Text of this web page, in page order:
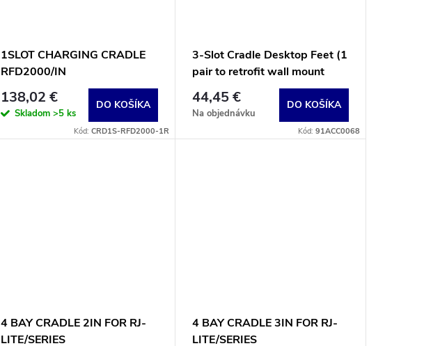
1SLOT CHARGING CRADLE
RFD2000/IN
138,02 €
Skladom>5 ks
DO KOŠÍKA
Kód: CRD1S-RFD2000-1R
3-Slot Cradle Desktop Feet (1
pair to retrofit wall mount
cradle)
44,45 €
Na objednávku
DO KOŠÍKA
Kód: 91ACC0068
4 BAY CRADLE 2IN FOR RJ-
LITE/SERIES
4 BAY CRADLE 3IN FOR RJ-
LITE/SERIES